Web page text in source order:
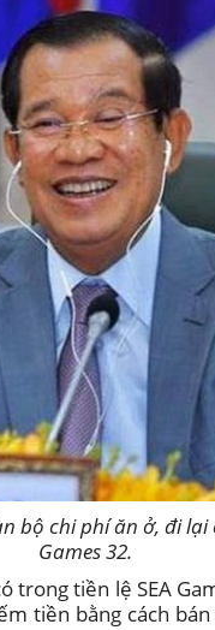
bộ chi phí ăn ở, đi lại
Games 32.
trong tiền lệ SEA
tiền bằng cách